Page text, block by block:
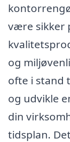
være sikker
og
ofte i stand
og udvikle
din
tidsplan.